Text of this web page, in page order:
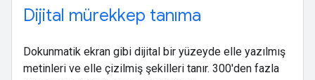
Dijital mürekkep tanıma
Dokunmatik ekran gibi dijital bir yüzeyde elle yazılmış
metinleri ve elle çizilmiş şekilleri tanır. 300'den fazla